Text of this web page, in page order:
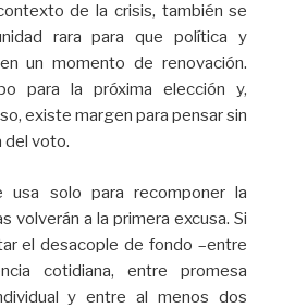
de la crisis, también se
rara para que política y
un momento de renovación.
para la próxima elección y,
existe margen para pensar sin
del voto.
usa solo para recomponer la
volverán a la primera excusa. Si
el desacople de fondo –entre
cotidiana, entre promesa
y entre al menos dos